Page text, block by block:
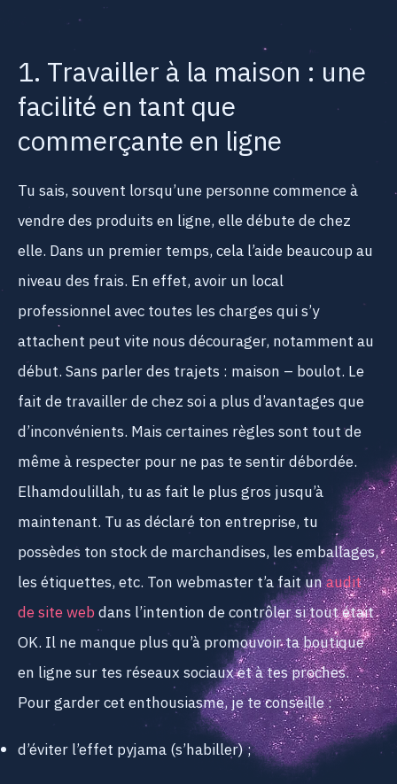
1. Travailler à la maison : une
facilité en tant que
commerçante en ligne
Tu sais, souvent lorsqu’une personne commence à
vendre des produits en ligne, elle débute de chez
elle. Dans un premier temps, cela l’aide beaucoup au
niveau des frais. En effet, avoir un local
professionnel avec toutes les charges qui s’y
attachent peut vite nous décourager, notamment au
début. Sans parler des trajets : maison – boulot. Le
fait de travailler de chez soi a plus d’avantages que
d’inconvénients. Mais certaines règles sont tout de
même à respecter pour ne pas te sentir débordée.
Elhamdoulillah, tu as fait le plus gros jusqu’à
maintenant. Tu as déclaré ton entreprise, tu
possèdes ton stock de marchandises, les emballages,
les étiquettes, etc. Ton webmaster t’a fait unaudit
de site webdans l’intention de contrôler si tout était
OK. Il ne manque plus qu’à promouvoir ta boutique
en ligne sur tes réseaux sociaux et à tes proches.
Pour garder cet enthousiasme, je te conseille :
d’éviter l’effet pyjama (s’habiller) ;